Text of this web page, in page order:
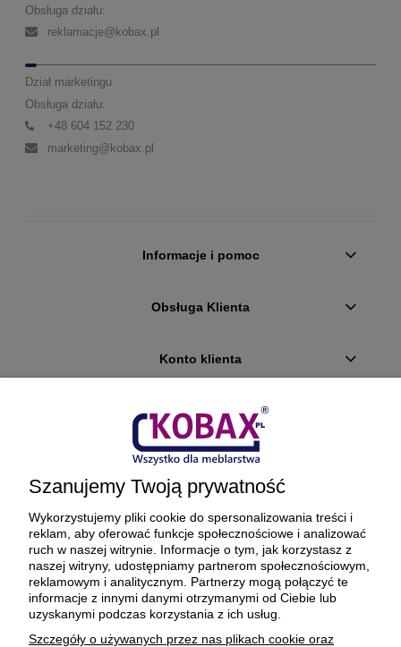
Obsługa działu:
reklamacje@kobax.pl
Dział marketingu
Obsługa działu:
+48 604 152 230
marketing@kobax.pl
Informacje i pomoc
Obsługa Klienta
Konto klienta
Płatności i dostawa
Ciekawostki
O firmie
BEZPIECZNE PŁATNOŚCI ORAZ DOSTAWA
Szanujemy Twoją prywatność
Wykorzystujemy pliki cookie do spersonalizowania treści i
reklam, aby oferować funkcje społecznościowe i analizować
ruch w naszej witrynie. Informacje o tym, jak korzystasz z
naszej witryny, udostępniamy partnerom społecznościowym,
reklamowym i analitycznym. Partnerzy mogą połączyć te
informacje z innymi danymi otrzymanymi od Ciebie lub
uzyskanymi podczas korzystania z ich usług.
Szczegóły o używanych przez nas plikach cookie oraz